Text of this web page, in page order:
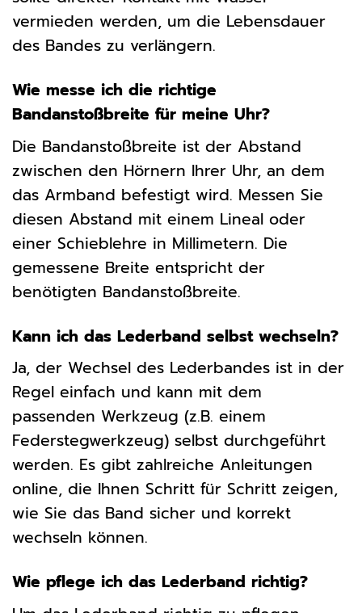
vermieden werden, um die Lebensdauer
des Bandes zu verlängern.
Wie messe ich die richtige
Bandanstoßbreite für meine Uhr?
Die Bandanstoßbreite ist der Abstand
zwischen den Hörnern Ihrer Uhr, an dem
das Armband befestigt wird. Messen Sie
diesen Abstand mit einem Lineal oder
einer Schieblehre in Millimetern. Die
gemessene Breite entspricht der
benötigten Bandanstoßbreite.
Kann ich das Lederband selbst wechseln?
Ja, der Wechsel des Lederbandes ist in der
Regel einfach und kann mit dem
passenden Werkzeug (z.B. einem
Federstegwerkzeug) selbst durchgeführt
werden. Es gibt zahlreiche Anleitungen
online, die Ihnen Schritt für Schritt zeigen,
wie Sie das Band sicher und korrekt
wechseln können.
Wie pflege ich das Lederband richtig?